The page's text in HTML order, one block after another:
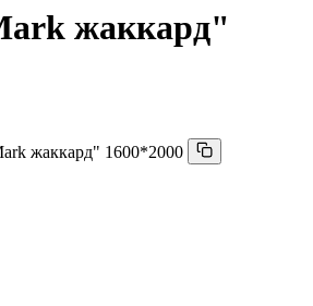
жаккард"
жаккард" 1600*2000